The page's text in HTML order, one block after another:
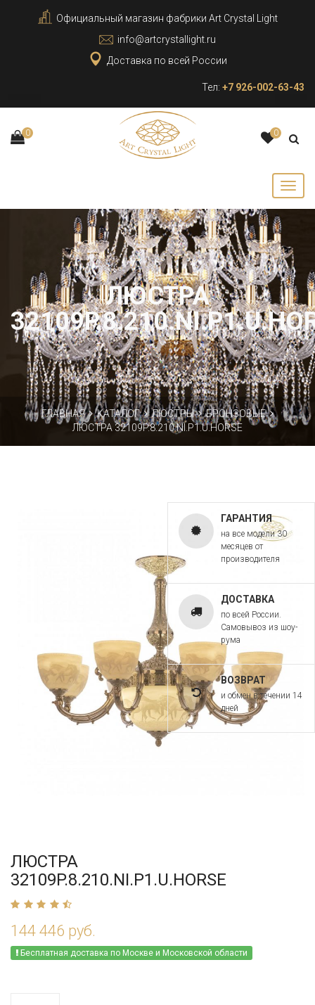
Официальный магазин фабрики Art Crystal Light
info@artcrystallight.ru
Доставка по всей России
Тел: +7 926-002-63-43
0 0
ЛЮСТРА
ГЛАВНАЯ КАТАЛОГ ЛЮСТРЫ
БРОНЗОВЫЕ
ЛЮСТРА 32109P.8.210.NI.P1.U.HORSE
ЛЮСТРА
32109P.8.210.NI.P1.U.HORSE
144 446 руб.
Бесплатная доставка по Москве и Московской области
ГАРАНТИЯ
на все модели 30
месяцев от
производителя
ДОСТАВКА
по всей России.
Самовывоз из шоу-
рума
ВОЗВРАТ
и обмен в течении 14
дней